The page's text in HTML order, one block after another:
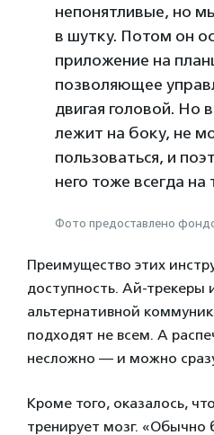
непонятливые, но
в шутку. Потом он
приложение на
позволяющее
двигая головой. Но
лежит на боку, не
пользоваться, и
него тоже всегда
Фото предоставлено
Преимущество этих
доступность. Ай-трекеры
альтернативной
подходят не всем. А
несложно — и можно
Кроме того, оказалось,
тренирует мозг. «Обычно